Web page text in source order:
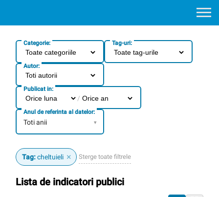
Categorie: Tag-uri:
Autor:
Publicat in:
/
Anul de referinta al datelor:
Toti anii ▾
Tag:cheltuieli × Sterge toate filtrele
Lista de indicatori publici